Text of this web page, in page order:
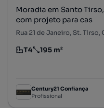
Moradia em Santo Tirso, com cinco quartos, ainda
com projeto para cas
Tipologia
T4
Preço por metro quadrado
195 m²
Century21 Confiança
Profissional